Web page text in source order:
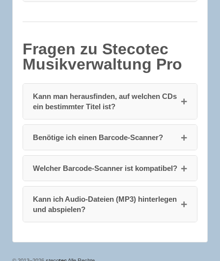
Fragen zu Stecotec
Musikverwaltung Pro
Kann man herausfinden, auf welchen CDs
ein bestimmter Titel ist?
Benötige ich einen Barcode-Scanner?
Welcher Barcode-Scanner ist kompatibel?
Kann ich Audio-Dateien (MP3) hinterlegen
und abspielen?